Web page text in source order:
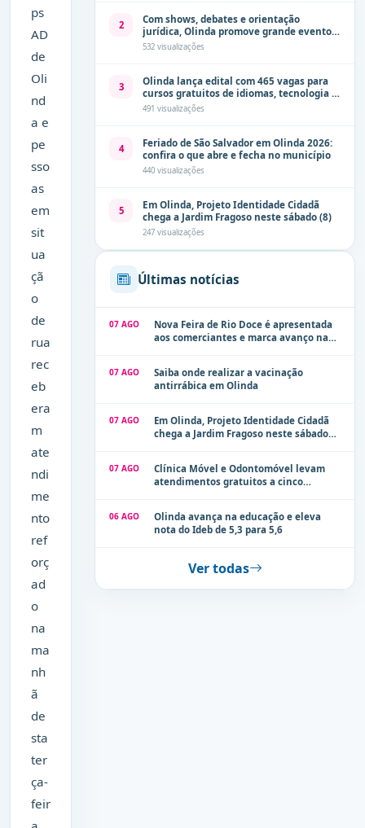
ps
AD
de
Oli
nd
a e
pe
sso
as
em
sit
ua
çã
o
de
rua
rec
eb
era
m
ate
ndi
me
nto
ref
orç
ad
o
na
ma
nh
ã
de
sta
ter
ça-
feir
2
Com shows, debates e orientação
jurídica, Olinda promove grande evento
de combate à violência contra a mulher
neste sábado (8)
532 visualizações
3
Olinda lança edital com 465 vagas para
cursos gratuitos de idiomas, tecnologia e
comunicação
491 visualizações
4
Feriado de São Salvador em Olinda 2026:
confira o que abre e fecha no município
440 visualizações
5
Em Olinda, Projeto Identidade Cidadã
chega a Jardim Fragoso neste sábado (8)
247 visualizações
Últimas notícias
07 AGO
Nova Feira de Rio Doce é apresentada
aos comerciantes e marca avanço na
07 AGO
Saiba onde realizar a vacinação
antirrábica em Olinda
07 AGO
Em Olinda, Projeto Identidade Cidadã
chega a Jardim Fragoso neste sábado
07 AGO
Clínica Móvel e Odontomóvel levam
atendimentos gratuitos a cinco
06 AGO
Olinda avança na educação e eleva
nota do Ideb de 5,3 para 5,6
Ver todas